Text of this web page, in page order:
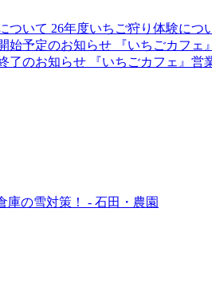
26年度いちご狩り体験につ
『いちごカフ
『いちごカフェ』営
庫の雪対策！ - 石田・農園